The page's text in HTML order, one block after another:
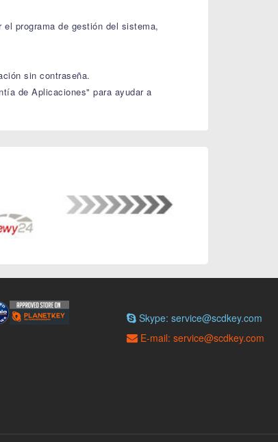
programa de gestión del sistema,
sin contraseña.
de Aplicaciones" para ayudar a
Skype: service@scdkey.com
E-mail: service@scdkey.com